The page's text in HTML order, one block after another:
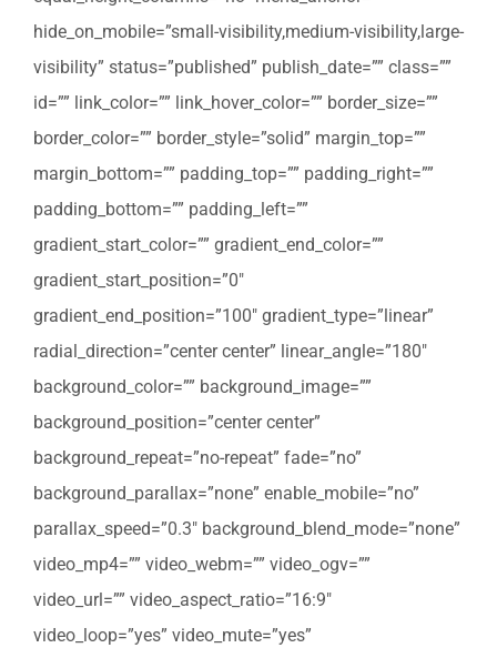
hide_on_mobile=”small-visibility,medium-visibility,large-
visibility” status=”published” publish_date=”” class=””
id=”” link_color=”” link_hover_color=”” border_size=””
border_color=”” border_style=”solid” margin_top=””
margin_bottom=”” padding_top=”” padding_right=””
padding_bottom=”” padding_left=””
gradient_start_color=”” gradient_end_color=””
gradient_start_position=”0″
gradient_end_position=”100″ gradient_type=”linear”
radial_direction=”center center” linear_angle=”180″
background_color=”” background_image=””
background_position=”center center”
background_repeat=”no-repeat” fade=”no”
background_parallax=”none” enable_mobile=”no”
parallax_speed=”0.3″ background_blend_mode=”none”
video_mp4=”” video_webm=”” video_ogv=””
video_url=”” video_aspect_ratio=”16:9″
video_loop=”yes” video_mute=”yes”